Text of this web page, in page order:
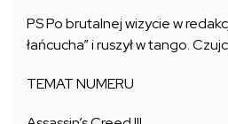
PS Po brutalnej wizycie w
łańcucha” i ruszył w tango.
TEMAT NUMERU